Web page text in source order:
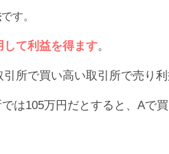
るけど、バイナンスが事前に上
。
ICBウォレットの利用者から
報が入り次第お伝えしたいと
、今の段階で容易に信じて
ろですが、仮に月利変更が
です。
して利益を得ます。
所で買い高い取引所で売り利
は105万円だとすると、Aで